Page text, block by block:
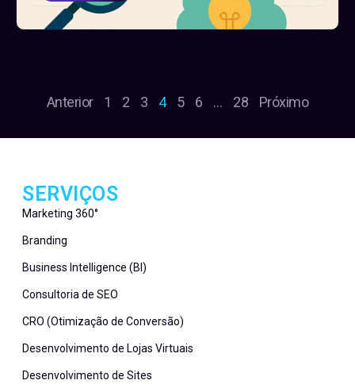
Anterior 1 2 3 4 5 6 … 28 Próximo
SERVIÇOS
Marketing 360°
Branding
Business Intelligence (BI)
Consultoria de SEO
CRO (Otimização de Conversão)
Desenvolvimento de Lojas Virtuais
Desenvolvimento de Sites